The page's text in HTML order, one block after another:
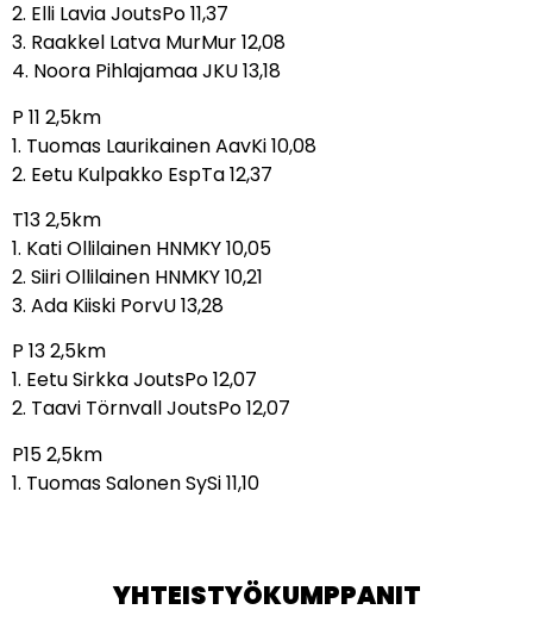
2. Elli Lavia JoutsPo 11,37
3. Raakkel Latva MurMur 12,08
4. Noora Pihlajamaa JKU 13,18
P 11 2,5km
1. Tuomas Laurikainen AavKi 10,08
2. Eetu Kulpakko EspTa 12,37
T13 2,5km
1. Kati Ollilainen HNMKY 10,05
2. Siiri Ollilainen HNMKY 10,21
3. Ada Kiiski PorvU 13,28
P 13 2,5km
1. Eetu Sirkka JoutsPo 12,07
2. Taavi Törnvall JoutsPo 12,07
P15 2,5km
1. Tuomas Salonen SySi 11,10
YHTEISTYÖKUMPPANIT